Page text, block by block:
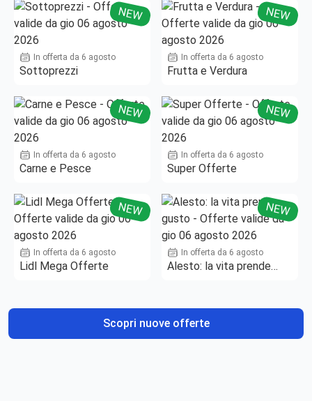
NEW
In offerta da 6 agosto
Sottoprezzi
NEW
In offerta da 6 agosto
Frutta e Verdura
NEW
In offerta da 6 agosto
Carne e Pesce
NEW
In offerta da 6 agosto
Super Offerte
NEW
In offerta da 6 agosto
Lidl Mega Offerte
NEW
In offerta da 6 agosto
Alesto: la vita prende
Scopri nuove offerte